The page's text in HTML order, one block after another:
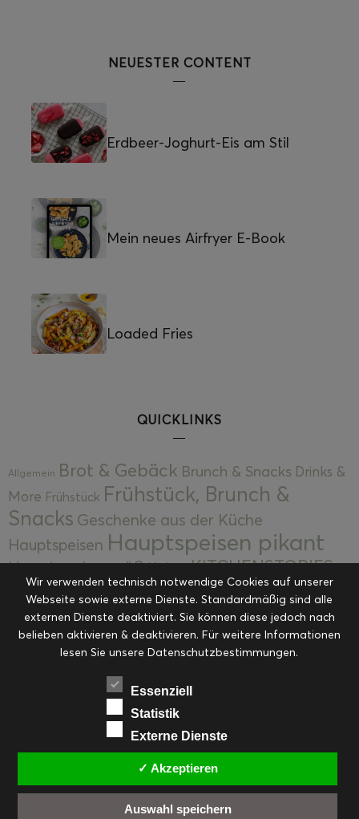
NEUESTER CONTENT
Erdbeer-Joghurt-Eis am Stil
Mein neues Airfryer E-Book
Loaded Fries
QUICKLINKS
Allgemein Brot & Gebäck Brunch & Snacks Drinks &
More Frühstück Frühstück, Brunch &
Snacks Geschenke aus der Küche
Hauptspeisen Hauptspeisen pikant
Hauptspeisen süßKekseKITCHENSTORIES
Kuchen, Torten & Desserts Kuchen und
Desserts Kulinarik Kulinarische Mitbringsel &
Eingemachtes Ohne Kategorie Ostern Resteküche
RezepteSaisonalSliderStartseite
Suppen, Salate & Vorspeisen
Vorspeisen, Salate & Suppen
Weihnachten Workshops & Events
Wir verwenden technisch notwendige Cookies auf unserer
Webseite sowie externe Dienste. Standardmäßig sind alle
externen Dienste deaktiviert. Sie können diese jedoch nach
belieben aktivieren & deaktivieren. Für weitere Informationen
lesen Sie unsere Datenschutzbestimmungen.
Essenziell
Statistik
Externe Dienste
✓ Akzeptieren
Auswahl speichern